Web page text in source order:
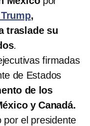
,
traslade su
.
firmadas
de Estados
de los
y Canadá.
por el presidente